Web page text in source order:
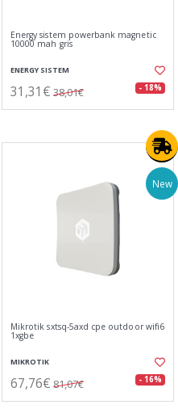
Energy sistem powerbank magnetic
10000 mah gris
ENERGY SISTEM
31,31€ 38,01€ - 18%
New
Mikrotik sxtsq-5axd cpe outdoor wifi6
1xgbe
MIKROTIK
67,76€ 81,07€ - 16%